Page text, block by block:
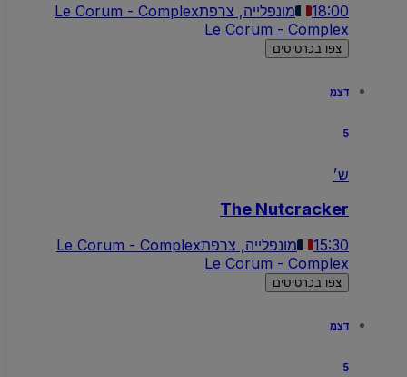
18:00 מונפלייה, צרפתLe Corum - Complex
Le Corum - Complex
צפו בכרטיסים
דצמ
ש׳
The Nutcracker
15:30 מונפלייה, צרפתLe Corum - Complex
Le Corum - Complex
צפו בכרטיסים
דצמ